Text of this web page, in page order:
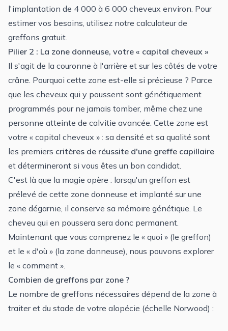
l'implantation de 4 000 à 6 000 cheveux environ. Pour
estimer vos besoins, utilisez notre calculateur de
greffons gratuit
Pilier 2 : La zone donneuse, votre « capital cheveux »
Il s'agit de la couronne à l'arrière et sur les côtés de votre
crâne. Pourquoi cette zone est-elle si précieuse ? Parce
que les cheveux qui y poussent sont génétiquement
programmés pour ne jamais tomber, même chez une
personne atteinte de calvitie avancée. Cette zone est
votre « capital cheveux » : sa densité et sa qualité sont
les premiers critères de réussite d'une greffe capillaire
et détermineront si vous êtes un bon candidat.
C'est là que la magie opère : lorsqu'un greffon est
prélevé de cette zone donneuse et implanté sur une
zone dégarnie, il conserve sa mémoire génétique. Le
cheveu qui en poussera sera donc permanent.
Maintenant que vous comprenez le « quoi » (le greffon)
et le « d'où » (la zone donneuse), nous pouvons explorer
le « comment ».
Combien de greffons par zone ?
Le nombre de greffons nécessaires dépend de la zone à
traiter et du stade de votre alopécie (échelle Norwood) :